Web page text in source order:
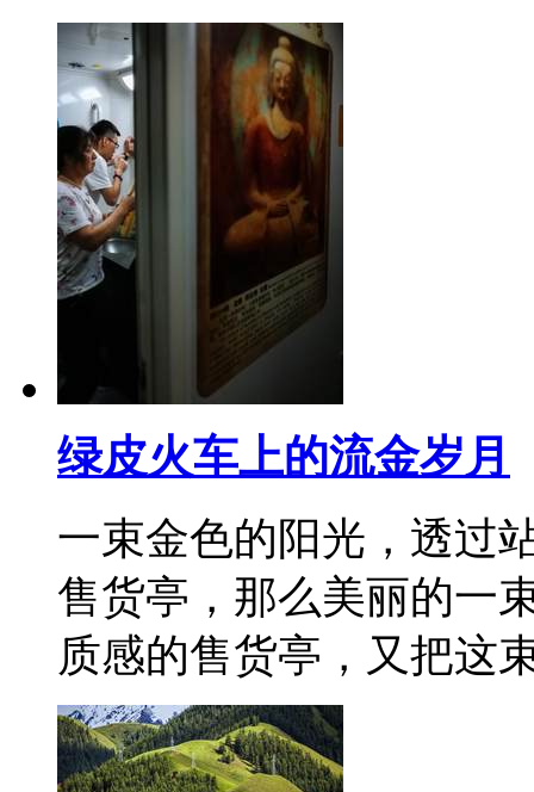
绿皮火车上的流金岁月
一束金色的阳光，透过
售货亭，那么美丽的一
质感的售货亭，又把